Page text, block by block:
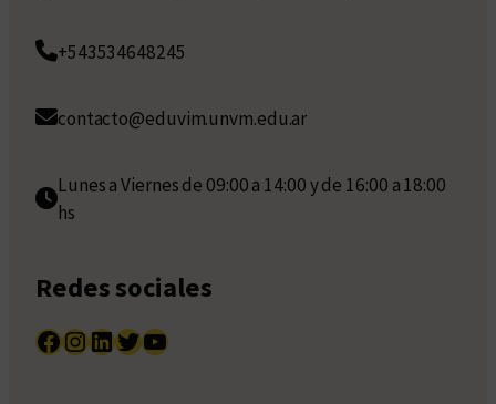
+543534648245
contacto@eduvim.unvm.edu.ar
Lunes a Viernes de 09:00 a 14:00 y de 16:00 a 18:00
hs
Redes sociales
Facebook InstagramLinkedIn Twitter YouTube